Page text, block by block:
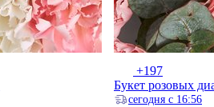
+197
Букет розовых
ceгодня с 16:56